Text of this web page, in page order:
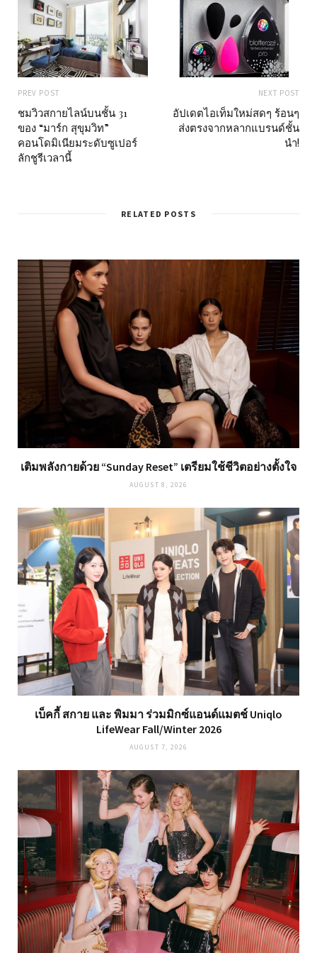
PREV POST
ชมวิวสกายไลน์บนชั้น 31
ของ “มาร์ก สุขุมวิท”
คอนโดมิเนียมระดับซูเปอร์
ลักชูรีเวลานี้
NEXT POST
อัปเดตไอเท็มใหม่สดๆ ร้อนๆ
ส่งตรงจากหลากแบรนด์ชั้น
นำ!
RELATED POSTS
เติมพลังกายด้วย “Sunday Reset” เตรียมใช้ชีวิตอย่างตั้งใจ
AUGUST 8, 2026
เบ็คกี้ สกาย และ พิมมา ร่วมมิกซ์แอนด์แมตช์ Uniqlo
LifeWear Fall/Winter 2026
AUGUST 7, 2026